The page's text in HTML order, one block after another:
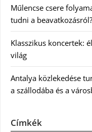
Műlencse csere
tudni a beavatkozásról?
Klasszikus koncertek:
világ
Antalya közlekedése
a szállodába és a
Címkék